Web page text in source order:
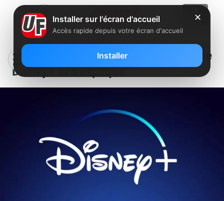
Orange demande le report de
Disney+ et s’explique
✕
Installer sur l'écran d'accueil
Accès rapide depuis votre écran d'accueil
Installer